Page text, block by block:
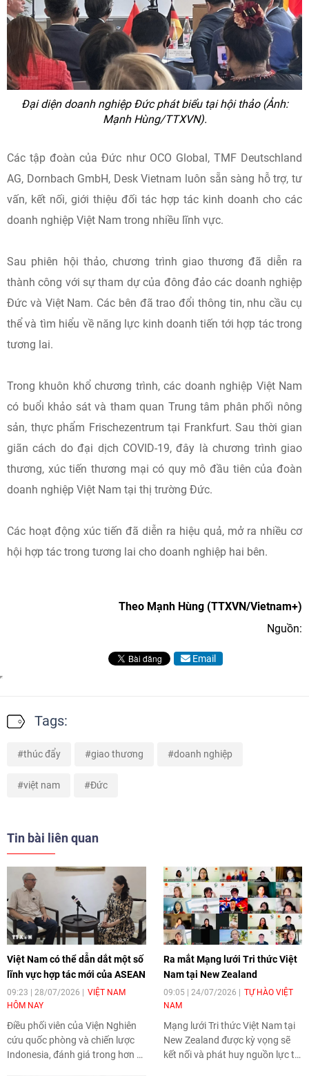
Đại diện doanh nghiệp Đức phát biểu tại hội thảo (Ảnh:
Mạnh Hùng/TTXVN).
Các tập đoàn của Đức như OCO Global, TMF Deutschland
AG, Dornbach GmbH, Desk Vietnam luôn sẵn sàng hỗ trợ, tư
vấn, kết nối, giới thiệu đối tác hợp tác kinh doanh cho các
doanh nghiệp Việt Nam trong nhiều lĩnh vực.
Sau phiên hội thảo, chương trình giao thương đã diễn ra
thành công với sự tham dự của đông đảo các doanh nghiệp
Đức và Việt Nam. Các bên đã trao đổi thông tin, nhu cầu cụ
thể và tìm hiểu về năng lực kinh doanh tiến tới hợp tác trong
tương lai.
Trong khuôn khổ chương trình, các doanh nghiệp Việt Nam
có buổi khảo sát và tham quan Trung tâm phân phối nông
sản, thực phẩm Frischezentrum tại Frankfurt. Sau thời gian
giãn cách do đại dịch COVID-19, đây là chương trình giao
thương, xúc tiến thương mại có quy mô đầu tiên của đoàn
doanh nghiệp Việt Nam tại thị trường Đức.
Các hoạt động xúc tiến đã diễn ra hiệu quả, mở ra nhiều cơ
hội hợp tác trong tương lai cho doanh nghiệp hai bên.
Theo Mạnh Hùng (TTXVN/Vietnam+)
Nguồn:
Email
Tags:
thúc đẩy giao thương doanh nghiệp
việt nam Đức
Tin bài liên quan
Việt Nam có thể dẫn dắt một số
lĩnh vực hợp tác mới của ASEAN
09:23 | 28/07/2026
VIỆT NAM
HÔM NAY
Điều phối viên của Viện Nghiên
cứu quốc phòng và chiến lược
Indonesia, đánh giá trong hơn 3
Ra mắt Mạng lưới Tri thức Việt
Nam tại New Zealand
09:05 | 24/07/2026
TỰ HÀO VIỆT
NAM
Mạng lưới Tri thức Việt Nam tại
New Zealand được kỳ vọng sẽ
kết nối và phát huy nguồn lực trí